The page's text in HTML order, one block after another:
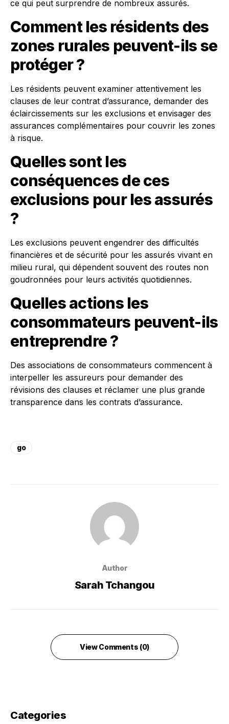
ce qui peut surprendre de nombreux assurés.
Comment les résidents des
zones rurales peuvent-ils se
protéger ?
Les résidents peuvent examiner attentivement les
clauses de leur contrat d’assurance, demander des
éclaircissements sur les exclusions et envisager des
assurances complémentaires pour couvrir les zones
à risque.
Quelles sont les
conséquences de ces
exclusions pour les assurés
?
Les exclusions peuvent engendrer des difficultés
financières et de sécurité pour les assurés vivant en
milieu rural, qui dépendent souvent des routes non
goudronnées pour leurs activités quotidiennes.
Quelles actions les
consommateurs peuvent-ils
entreprendre ?
Des associations de consommateurs commencent à
interpeller les assureurs pour demander des
révisions des clauses et réclamer une plus grande
transparence dans les contrats d’assurance.
go
Author
Sarah Tchangou
View Comments (0)
Categories